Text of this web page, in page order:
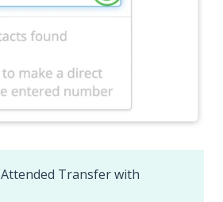
Attended Transfer with